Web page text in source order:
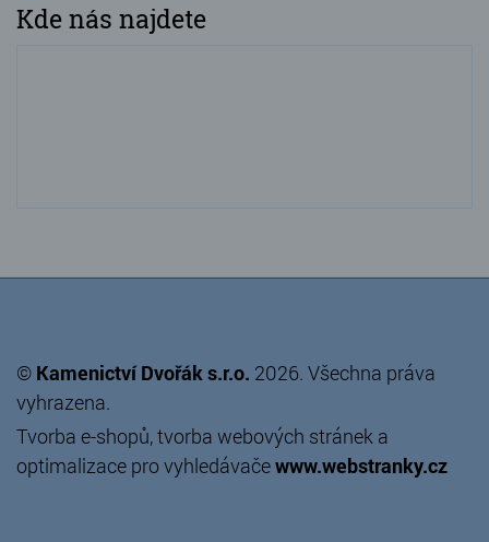
Kde nás najdete
© Kamenictví Dvořák s.r.o. 2026. Všechna práva
vyhrazena.
Tvorba e-shopů,tvorba webových stránek a
optimalizace pro vyhledávačewww.webstranky.cz